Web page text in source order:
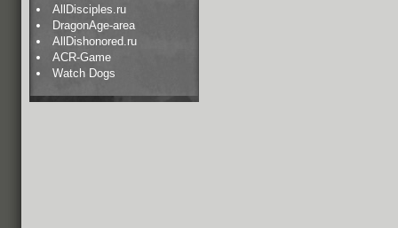
AllDisciples.ru
DragonAge-area
AllDishonored.ru
ACR-Game
Watch Dogs